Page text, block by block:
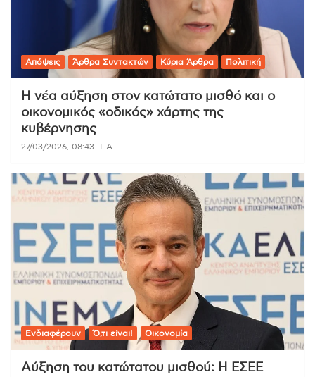
Απόψεις Άρθρα Συντακτών Κύρια Άρθρα Πολιτική
Η νέα αύξηση στον κατώτατο μισθό και ο
οικονομικός «οδικός» χάρτης της
κυβέρνησης
27/03/2026, 08:43 Γ.Α.
Ενδιαφέρουν Ό,τι είναι! Οικονομία
Αύξηση του κατώτατου μισθού: Η ΕΣΕΕ